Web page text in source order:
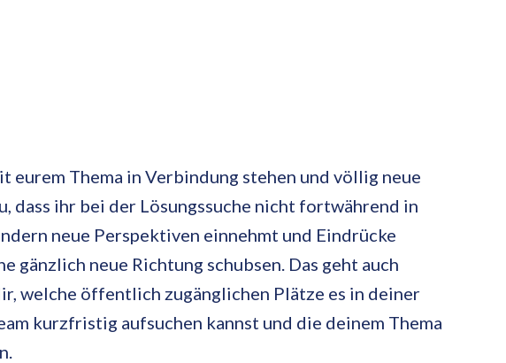
eurem Thema in Verbindung stehen und völlig neue
dass ihr bei der Lösungssuche nicht fortwährend in
neue Perspektiven einnehmt und Eindrücke
gänzlich neue Richtung schubsen. Das geht auch
welche öffentlich zugänglichen Plätze es in deiner
kurzfristig aufsuchen kannst und die deinem Thema